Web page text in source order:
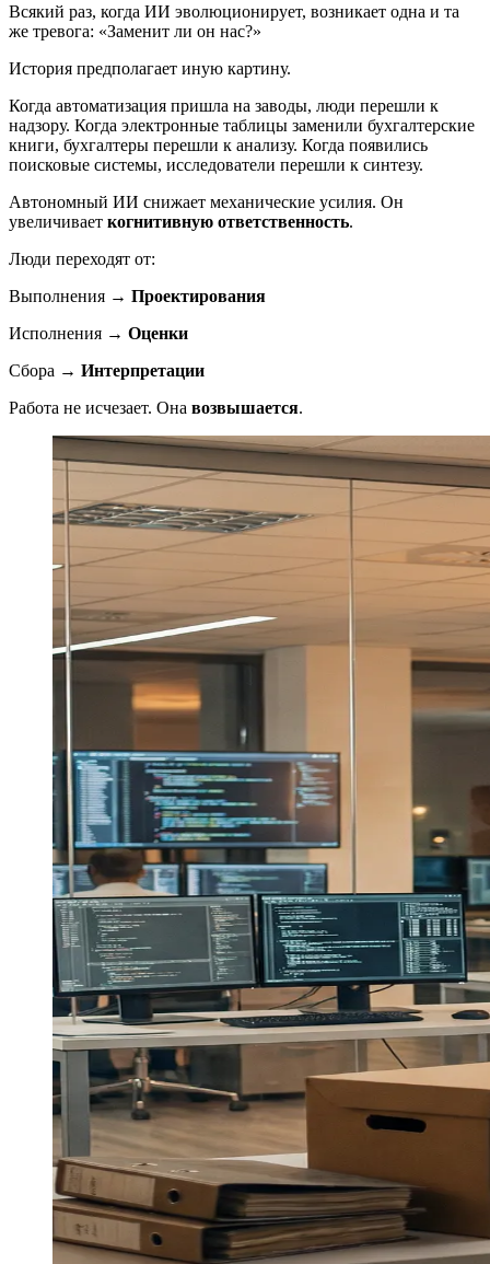
Всякий раз, когда ИИ эволюционирует, возникает одна и та
же тревога: «Заменит ли он нас?»
История предполагает иную картину.
Когда автоматизация пришла на заводы, люди перешли к
надзору. Когда электронные таблицы заменили бухгалтерские
книги, бухгалтеры перешли к анализу. Когда появились
поисковые системы, исследователи перешли к синтезу.
Автономный ИИ снижает механические усилия. Он
увеличивает когнитивную ответственность.
Люди переходят от:
Выполнения → Проектирования
Исполнения → Оценки
Сбора → Интерпретации
Работа не исчезает. Она возвышается.